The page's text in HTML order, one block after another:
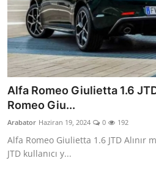
Öneriler
Motosiklet
Paketler
Yağlar
Oto Bilgi
Alfa Romeo Giulietta 1.6 JTD
Romeo Giu...
Arabator Haziran 19, 2024 0 192
Alfa Romeo Giulietta 1.6 JTD Alınır
JTD kullanıcı y...